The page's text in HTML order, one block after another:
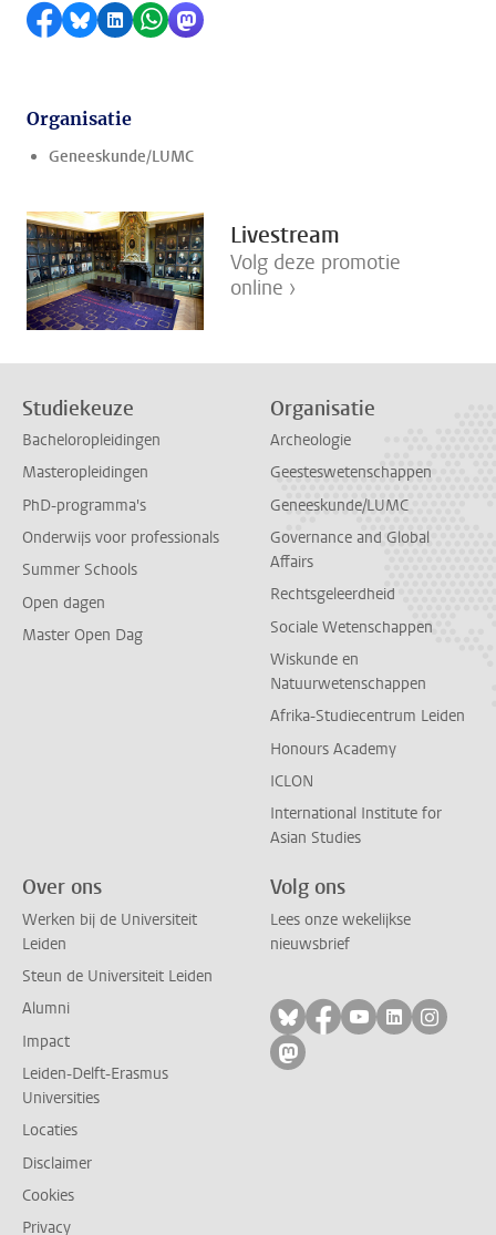
Delen op Facebook
Delen via Bluesky
Delen op LinkedIn
Delen via WhatsApp
Delen via Mastodon
Organisatie
Geneeskunde/LUMC
Livestream
Volg deze promotie
online ›
Studiekeuze
Bacheloropleidingen
Masteropleidingen
PhD-programma's
Onderwijs voor professionals
Summer Schools
Open dagen
Master Open Dag
Organisatie
Archeologie
Geesteswetenschappen
Geneeskunde/LUMC
Governance and Global
Affairs
Rechtsgeleerdheid
Sociale Wetenschappen
Wiskunde en
Natuurwetenschappen
Afrika-Studiecentrum Leiden
Honours Academy
ICLON
International Institute for
Asian Studies
Over ons
Werken bij de Universiteit
Leiden
Steun de Universiteit Leiden
Alumni
Impact
Leiden-Delft-Erasmus
Universities
Locaties
Disclaimer
Cookies
Privacy
Volg ons
Lees onze wekelijkse
nieuwsbrief
Volg ons op bluesky
Volg ons op
Volg ons op
Volg ons
Volg
Volg ons op mastodon